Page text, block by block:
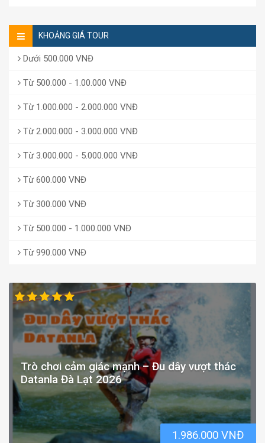
KHOẢNG GIÁ TOUR
Dưới 500.000 VNĐ
Từ 500.000 - 1.00.000 VNĐ
Từ 1.000.000 - 2.000.000 VNĐ
Từ 2.000.000 - 3.000.000 VNĐ
Từ 3.000.000 - 5.000.000 VNĐ
Từ 600.000 VNĐ
Từ 300.000 VNĐ
Từ 500.000 - 1.000.000 VNĐ
Từ 990.000 VNĐ
Trò chơi cảm giác mạnh – Đu dây vượt thác
Datanla Đà Lạt 2026
1.986.000 VNĐ